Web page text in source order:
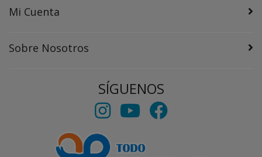
Mi Cuenta
Sobre Nosotros
SÍGUENOS